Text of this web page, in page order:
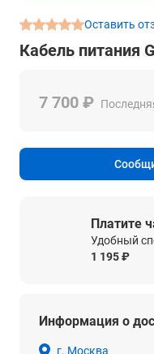
Оставить
Кабель питания
7 700 ₽
Платите
Удобный
1 195 ₽
Информация о
г. Москва